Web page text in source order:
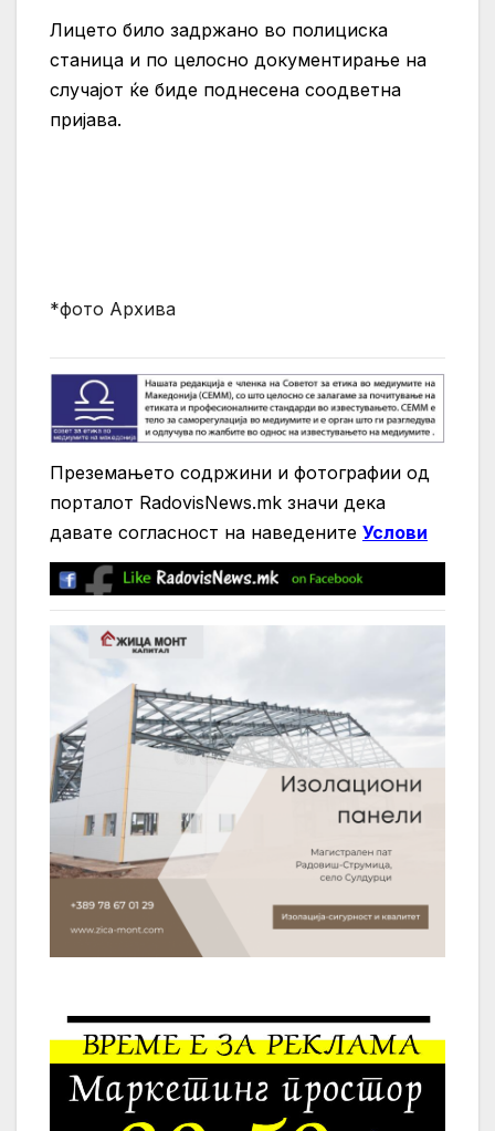
Лицето било задржано во полициска
станица и по целосно документирање на
случајот ќе биде поднесена соодветна
пријава.
*фото Архива
Преземањето содржини и фотографии од
порталот RadovisNews.mk значи дека
давате согласност на нaведените Услови